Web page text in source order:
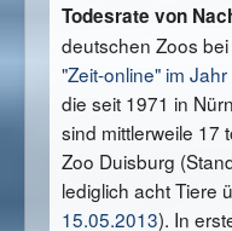
Todesrate von
deutschen Zoos
"Zeit-online" im
die seit 1971 in
sind mittlerweile 17
Zoo Duisburg
lediglich acht Tiere
15.05.2013). In